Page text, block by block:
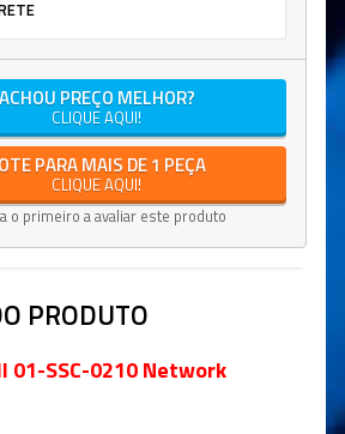
ACHOU PREÇO MELHOR?
CLIQUE AQUI!
PARA MAIS DE 1 PEÇA
CLIQUE AQUI!
o primeiro a avaliar este produto
PRODUTO
01-SSC-0210 Network